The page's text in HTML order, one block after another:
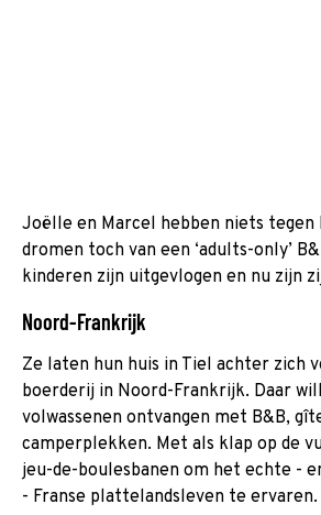
Joëlle en Marcel hebben niets tegen
dromen toch van een ‘adults-only’
kinderen zijn uitgevlogen en nu zijn
Noord-Frankrijk
Ze laten hun huis in Tiel achter zich
boerderij in Noord-Frankrijk. Daar
volwassenen ontvangen met B&B,
camperplekken. Met als klap op de
jeu-de-boulesbanen om het echte -
- Franse plattelandsleven te ervaren.